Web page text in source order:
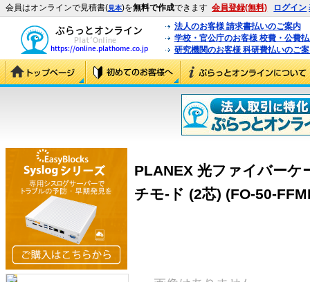
会員はオンラインで見積書(見本)を無料で作成できます 会員登録(無料) ログイン
法人のお客様 請求書払いのご案内
学校・官公庁のお客様 校費・公費
研究機関のお客様 科研費払いのご
PLANEX 光ファイバーケ
チモ-ド (2芯) (FO-50-